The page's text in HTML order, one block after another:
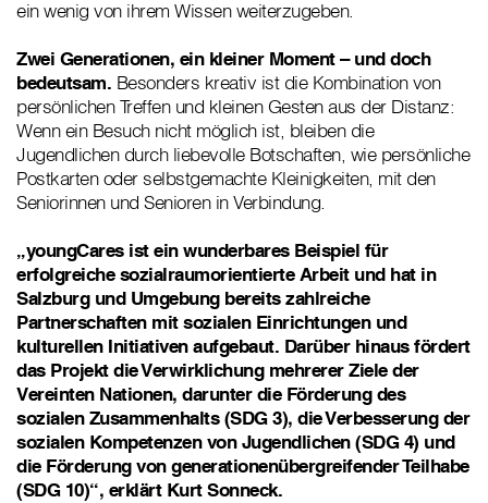
ein wenig von ihrem Wissen weiterzugeben.
Zwei Generationen, ein kleiner Moment – und doch
bedeutsam. Besonders kreativ ist die Kombination von
persönlichen Treffen und kleinen Gesten aus der Distanz:
Wenn ein Besuch nicht möglich ist, bleiben die
Jugendlichen durch liebevolle Botschaften, wie persönliche
Postkarten oder selbstgemachte Kleinigkeiten, mit den
Seniorinnen und Senioren in Verbindung.
„youngCares ist ein wunderbares Beispiel für
erfolgreiche sozialraumorientierte Arbeit und hat in
Salzburg und Umgebung bereits zahlreiche
Partnerschaften mit sozialen Einrichtungen und
kulturellen Initiativen aufgebaut. Darüber hinaus fördert
das Projekt die Verwirklichung mehrerer Ziele der
Vereinten Nationen, darunter die Förderung des
sozialen Zusammenhalts (SDG 3), die Verbesserung der
sozialen Kompetenzen von Jugendlichen (SDG 4) und
die Förderung von generationenübergreifender Teilhabe
(SDG 10)“, erklärt Kurt Sonneck.